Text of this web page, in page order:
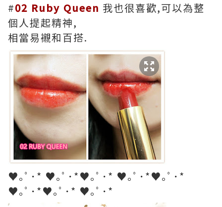
#02 Ruby Queen 我也很喜歡,可以為整
個人提起精神,
相當易襯和百搭.
♥｡ﾟ･* ♥｡ﾟ･*♥｡ﾟ･* ♥｡ﾟ･*♥｡ﾟ･*
♥｡ﾟ･*♥｡ﾟ･* ♥｡ﾟ･*